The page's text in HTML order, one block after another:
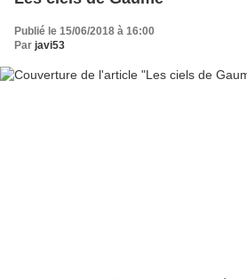
Publié le 15/06/2018 à 16:00
Par javi53